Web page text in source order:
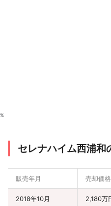
%
セレナハイム西浦和
販売年月 売却価格
2018年10月 2,180万